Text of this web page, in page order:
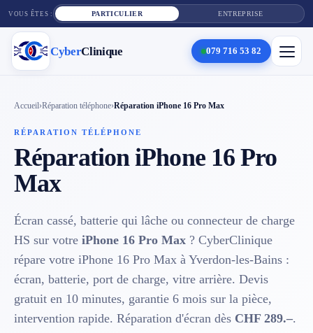
VOUS ÊTES : PARTICULIER ENTREPRISE
CyberClinique 079 716 53 82
Cyber Clinique ×
Services
Réparation téléphone
Tarifs
Blog
Contact
Accueil›Réparation téléphone›Réparation iPhone 16 Pro Max
RÉPARATION TÉLÉPHONE
Réparation iPhone 16 Pro
Max
Écran cassé, batterie qui lâche ou connecteur de charge
HS sur votre iPhone 16 Pro Max ? CyberClinique
répare votre iPhone 16 Pro Max à Yverdon-les-Bains :
écran, batterie, port de charge, vitre arrière. Devis
gratuit en 10 minutes, garantie 6 mois sur la pièce,
intervention rapide. Réparation d'écran dès CHF 289.–.